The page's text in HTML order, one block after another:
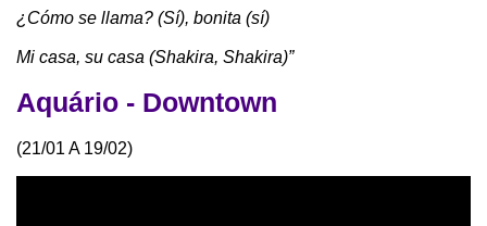
¿Cómo se llama? (Sí), bonita (sí)
Mi casa, su casa (Shakira, Shakira)”
Aquário - Downtown
(21/01 A 19/02)